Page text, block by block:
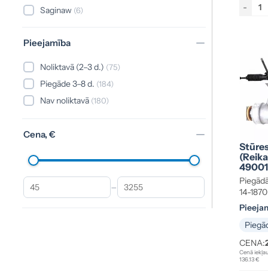
Saginaw (6)
Delphi(3)
(Visteon)(1)
HYUNDAI(1)
Pieejamība
Noliktavā (2–3 d.) (75)
Piegāde 3–8 d. (184)
Nav noliktavā (180)
Cena, €
–
-
14-1870
CENA:
Cenā
136.13 €